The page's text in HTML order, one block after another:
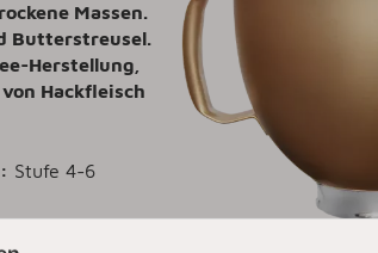
Massen.
Butterstreusel.
Herstellung,
Hackfleisch
Stufe 4-6